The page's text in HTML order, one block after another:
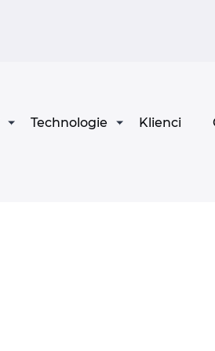
Technologie Klienci